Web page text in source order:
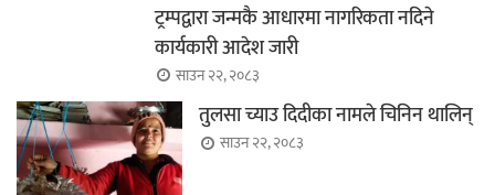
ट्रम्पद्वारा जन्मकै आधारमा नागरिकता नदिने
कार्यकारी आदेश जारी
साउन २२, २०८३
तुलसा च्याउ दिदीका नामले चिनिन थालिन्
साउन २२, २०८३